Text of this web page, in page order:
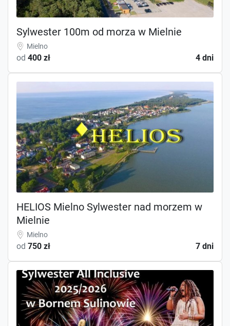
Sylwester 100m od morza w Mielnie
Mielno
od 400 zł 4 dni
HELIOS Mielno Sylwester nad morzem w
Mielnie
Mielno
od 750 zł 7 dni